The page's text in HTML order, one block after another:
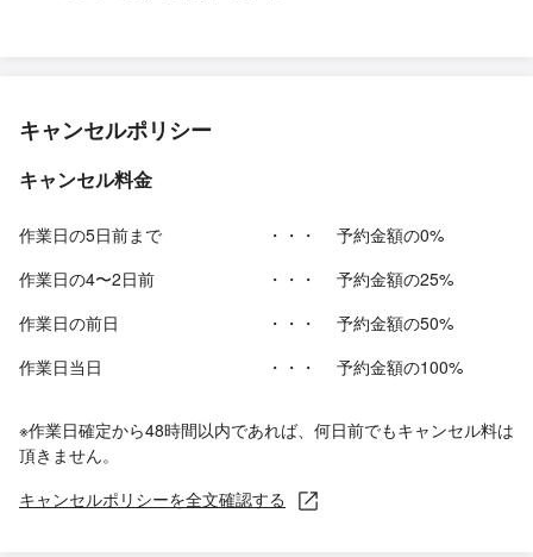
キャンセルポリシー
キャンセル料金
作業日の5日前まで ・・・
予約金額の0%
作業日の4〜2日前
・・・
予約金額の25%
作業日の前日
・・・
予約金額の50%
作業日当日
・・・ 予約金額の100%
※作業日確定から48時間以内であれば、何日前でもキャンセル料は
頂きません。
キャンセルポリシーを全文確認する